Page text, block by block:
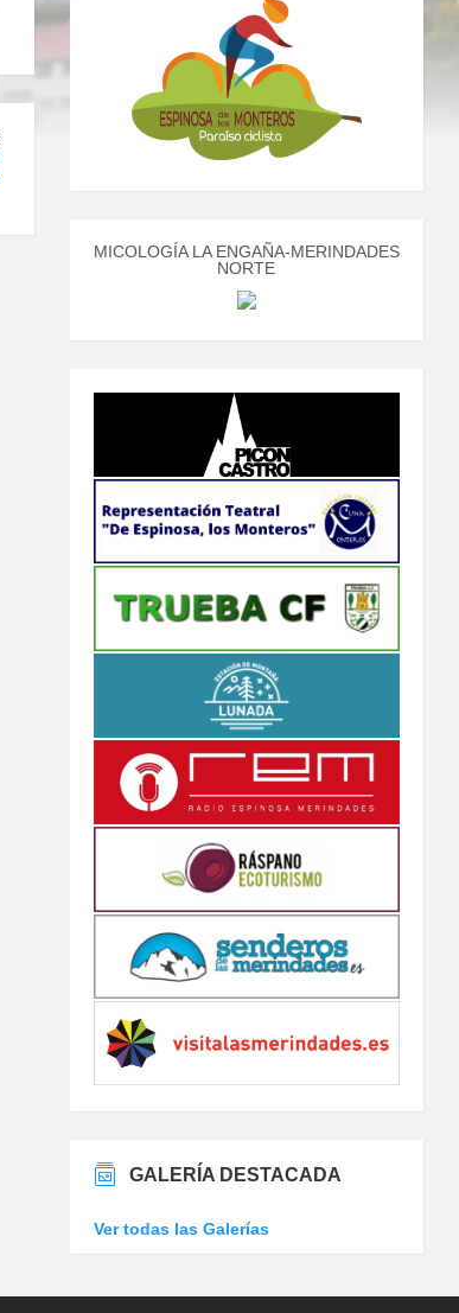
MICOLOGÍA LA ENGAÑA-MERINDADES
NORTE
GALERÍA DESTACADA
Ver todas las Galerías